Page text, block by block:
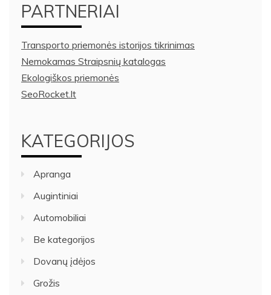
PARTNERIAI
Transporto priemonės istorijos tikrinimas
Nemokamas Straipsnių katalogas
Ekologiškos priemonės
SeoRocket.lt
KATEGORIJOS
Apranga
Augintiniai
Automobiliai
Be kategorijos
Dovanų įdėjos
Grožis